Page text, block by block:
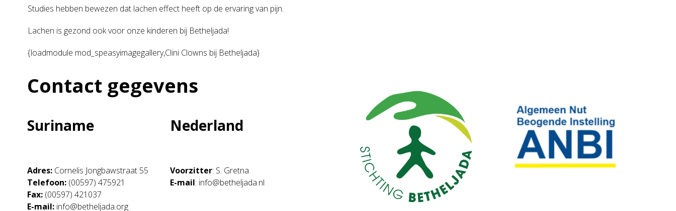
Studies hebben bewezen dat lachen effect heeft op de ervaring van pijn.
Lachen is gezond ook voor onze kinderen bij Betheljada!
{loadmodule mod_speasyimagegallery,Clini Clowns bij Betheljada}
Contact gegevens
Suriname
Adres: Cornelis Jongbawstraat 55
Telefoon: (00597) 475921
Fax: (00597) 421037
E-mail: info@betheljada.org
Nederland
Voorzitter: S. Gretna
E-mail: info@betheljada.nl